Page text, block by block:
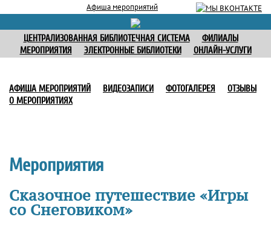
Афиша мероприятий
ЦЕНТРАЛИЗОВАННАЯ БИБЛИОТЕЧНАЯ СИСТЕМА
ФИЛИАЛЫ
МЕРОПРИЯТИЯ
ЭЛЕКТРОННЫЕ БИБЛИОТЕКИ ОНЛАЙН-УСЛУГИ
АФИША МЕРОПРИЯТИЙ ВИДЕОЗАПИСИ ФОТОГАЛЕРЕЯ
ОТЗЫВЫ
О МЕРОПРИЯТИЯХ
Мероприятия
Сказочное путешествие «Игры
со Снеговиком»